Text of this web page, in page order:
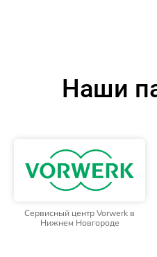
Наши
Сервисный центр Vorwerk в
Нижнем Новгороде